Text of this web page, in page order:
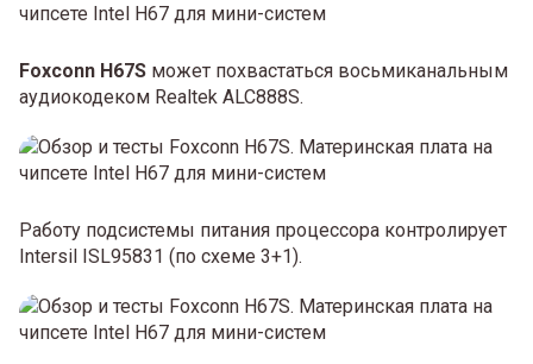
Foxconn H67S может похвастаться восьмиканальным
аудиокодеком Realtek ALC888S.
Работу подсистемы питания процессора контролирует
Intersil ISL95831 (по схеме 3+1).